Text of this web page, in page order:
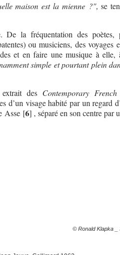
maison est la mienne ?", se
la fréquentation des poètes,
ou musiciens, des voyages
et en faire une musique à elle,
simple et pourtant plein
des Contemporary French
d’un visage habité par un regard
Asse[6] , séparé en son centre par
© Ronald Klapka _